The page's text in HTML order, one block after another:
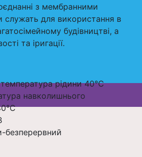
з мембранними
служать для використання в
будівництві, а
та іригації.
рідини 40°C
навколишнього